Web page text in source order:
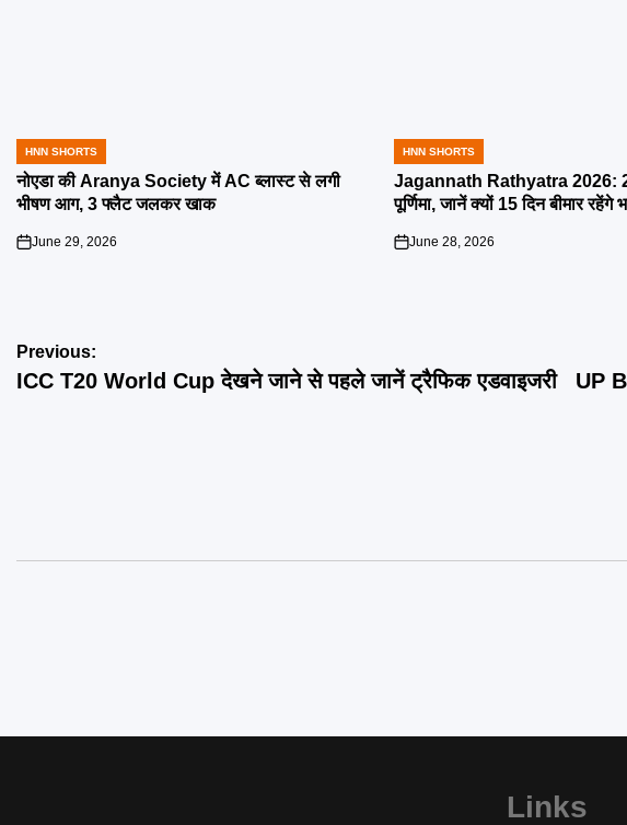
POSTED
IN
HNN SHORTS
नोएडा की Aranya Society में AC ब्लास्ट से लगी
भीषण आग, 3 फ्लैट जलकर खाक
on
June 29, 2026
POSTED
IN
HNN SHORTS
Jagannath Rathyatra 2026:
पूर्णिमा, जानें क्यों 15 दिन बीमार रहेंगे
on
June 28, 2026
Post
navigation
Previous:
ICC T20 World Cup देखने जाने से पहले जानें ट्रैफिक एडवाइजरी
UP
Links